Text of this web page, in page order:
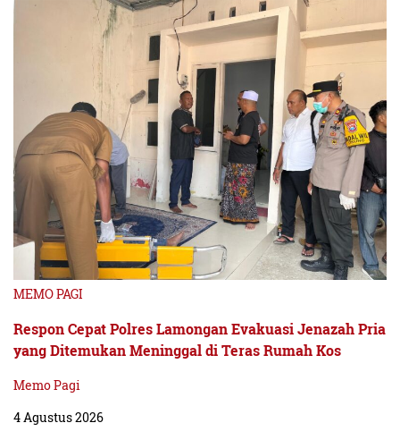
MEMO PAGI
Respon Cepat Polres Lamongan Evakuasi Jenazah Pria
yang Ditemukan Meninggal di Teras Rumah Kos
Memo Pagi
4 Agustus 2026